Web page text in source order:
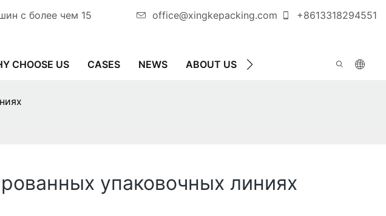
с более чем 15
office@xingkepacking.com +8613318294551
CHOOSE US CASES NEWS ABOUT US СВЯЖИТЕСЬ С НАМИ
упаковочных линиях